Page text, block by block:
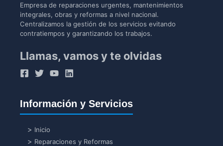
Empresa de reparaciones urgentes, mantenimientos
integrales, obras y reformas a nivel nacional.
Centralizamos la gestión de los servicios evitando
contratiempos y garantizando los trabajos.
Llamas, vamos y te olvidas
Información y Servicios
Inicio
Reparaciones y Reformas